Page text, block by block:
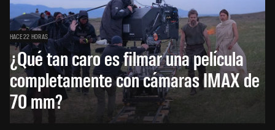
HACE 22 HORAS
¿Qué tan caro es filmar una película
completamente con cámaras IMAX de
70 mm?